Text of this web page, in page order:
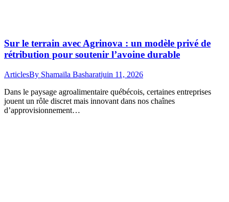
Sur le terrain avec Agrinova : un modèle privé de
rétribution pour soutenir l’avoine durable
ArticlesBy Shamaïla Basharatjuin 11, 2026
Dans le paysage agroalimentaire québécois, certaines entreprises
jouent un rôle discret mais innovant dans nos chaînes
d’approvisionnement…